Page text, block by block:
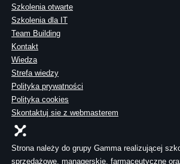
Szkolenia otwarte
Szkolenia dla IT
Team Building
Kontakt
Wiedza
Strefa wiedzy
Polityka prywatności
Polityka cookies
Skontaktuj sie z webmasterem
Strona należy do grupy Gamma realizującej
sprzedażowe, managerskie, farmaceutyczne